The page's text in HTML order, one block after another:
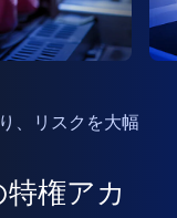
、リスクを大幅
特権アカ